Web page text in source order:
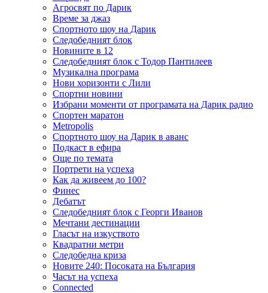
Агросвят по Дарик
Време за джаз
Спортното шоу на Дарик
Следобедният блок
Новините в 12
Следобедният блок с Тодор Пантилеев
Музикална програма
Нови хоризонти с Лили
Спортни новини
Избрани моменти от програмата на Дарик радио
Спортен маратон
Metropolis
Спортното шоу на Дарик в аванс
Подкаст в ефира
Още по темата
Портрети на успеха
Как да живеем до 100?
Финес
Дебатът
Следобедният блок с Георги Иванов
Мечтани дестинации
Гласът на изкуството
Квадратни метри
Следобедна криза
Новите 240: Посоката на България
Часът на успеха
Connected